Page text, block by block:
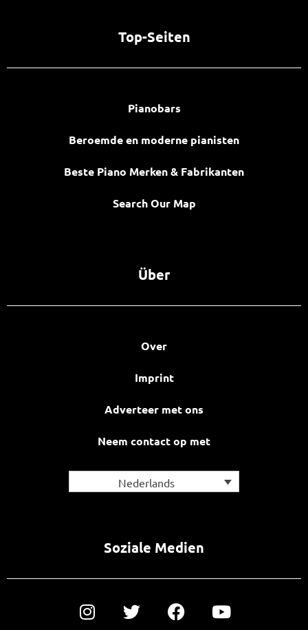
Top-Seiten
Pianobars
Beroemde en moderne pianisten
Beste Piano Merken & Fabrikanten
Search Our Map
Über
Over
Imprint
Adverteer met ons
Neem contact op met
Nederlands
Soziale Medien